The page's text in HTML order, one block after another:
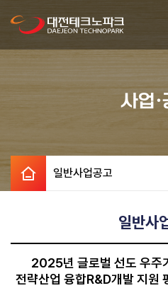
사업·
일반사업공고
일반사
2025년 글로벌 선도 우주
전략산업 융합R&D개발 지원